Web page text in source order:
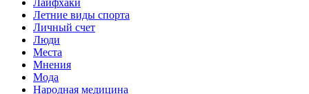
Летние виды спорта
Личный счет
Люди
Места
Мнения
Мода
Народная медицина